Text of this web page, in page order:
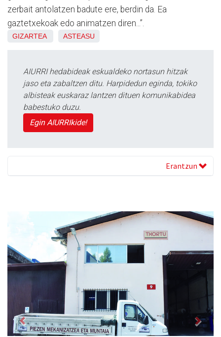
zerbait antolatzen badute ere, berdin da. Ea
gaztetxekoak edo animatzen diren...”.
GIZARTEA ASTEASU
AIURRI hedabideak eskualdeko nortasun hitzak
jaso eta zabaltzen ditu. Harpidedun eginda, tokiko
albisteak euskaraz lantzen dituen komunikabidea
babestuko duzu.
Egin AIURRIkide!
Erantzun
Previous Next